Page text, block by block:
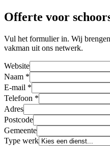
Offerte voor
Vul het formulier in. Wij
vakman uit ons netwerk.
Website
Naam *
E-mail *
Telefoon *
Adres
Postcode
Gemeente
Type werk